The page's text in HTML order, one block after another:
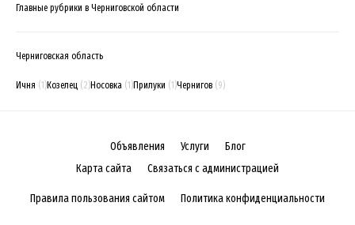
Главные рубрики в Черниговской области
Черниговская область
Ичня (1)Козелец (2)Носовка (1)Прилуки (1)Чернигов (9)
Объявления Услуги
Блог
Карта сайта
Связаться с администрацией
Правила пользования сайтом Политика конфиденциальности